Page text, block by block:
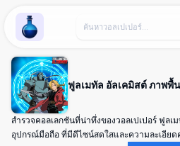
Wallpaper Alchemy
ฟูลเมทัล อัลเคมิสต์ ภาพพื้
สำรวจคอลเลกชันที่น่าทึ่งของวอลเปเปอร์ ฟูล
อุปกรณ์มือถือ ที่มีดีไซน์สดใสและความละเอีย